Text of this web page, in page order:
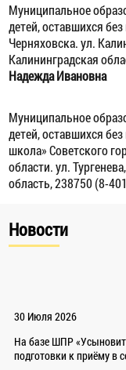
Муниципальное
детей, оставшихся
Черняховска.ул.
Калининградская
Надежда Ивановна
Муниципальное
детей, оставшихся
школа» Советского
области.ул.
область, 238750 (8-
Новости
30 Июля 2026
На базе ШПР
подготовки к приёму в